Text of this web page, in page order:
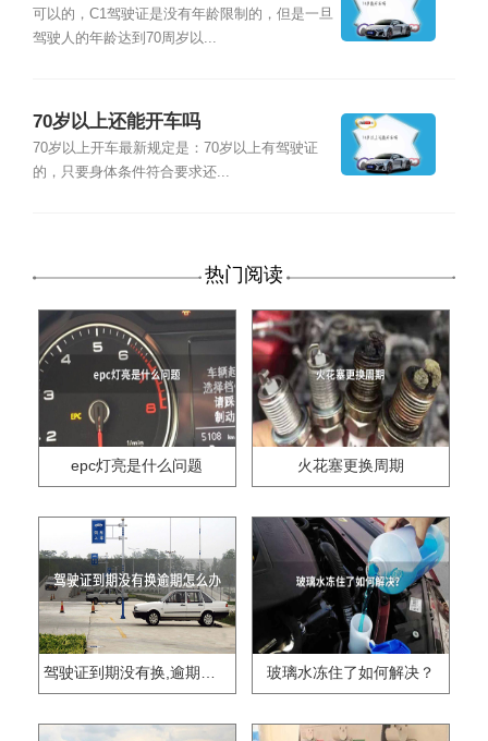
可以的，C1驾驶证是没有年龄限制的，但是一旦
驾驶人的年龄达到70周岁以...
70岁以上还能开车吗
70岁以上开车最新规定是：70岁以上有驾驶证
的，只要身体条件符合要求还...
热门阅读
epc灯亮是什么问题 火花塞更换周期
驾驶证到期没有换,逾期怎么办?? 玻璃水冻住了如何解决？